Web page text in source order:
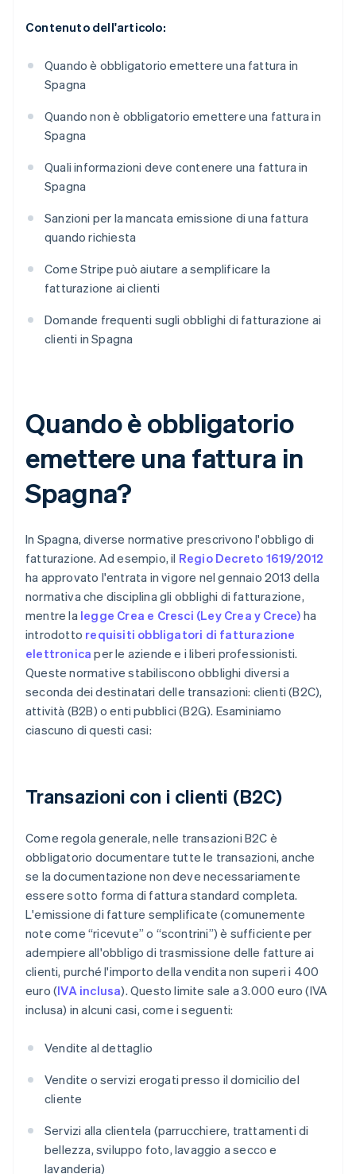
Contenuto dell'articolo:
Quando è obbligatorio emettere una fattura in
Spagna
Quando non è obbligatorio emettere una fattura in
Spagna
Quali informazioni deve contenere una fattura in
Spagna
Sanzioni per la mancata emissione di una fattura
quando richiesta
Come Stripe può aiutare a semplificare la
fatturazione ai clienti
Domande frequenti sugli obblighi di fatturazione ai
clienti in Spagna
Quando è obbligatorio
emettere una fattura in
Spagna?
In Spagna, diverse normative prescrivono l'obbligo di
fatturazione. Ad esempio, il Regio Decreto 1619/2012
ha approvato l'entrata in vigore nel gennaio 2013 della
normativa che disciplina gli obblighi di fatturazione,
mentre la legge Crea e Cresci (Ley Crea y Crece) ha
introdotto requisiti obbligatori di fatturazione
elettronica per le aziende e i liberi professionisti.
Queste normative stabiliscono obblighi diversi a
seconda dei destinatari delle transazioni: clienti (B2C),
attività (B2B) o enti pubblici (B2G). Esaminiamo
ciascuno di questi casi:
Transazioni con i clienti (B2C)
Come regola generale, nelle transazioni B2C è
obbligatorio documentare tutte le transazioni, anche
se la documentazione non deve necessariamente
essere sotto forma di fattura standard completa.
L'emissione di fatture semplificate (comunemente
note come “ricevute” o “scontrini”) è sufficiente per
adempiere all'obbligo di trasmissione delle fatture ai
clienti, purché l'importo della vendita non superi i 400
euro (IVA inclusa). Questo limite sale a 3.000 euro (IVA
inclusa) in alcuni casi, come i seguenti:
Vendite al dettaglio
Vendite o servizi erogati presso il domicilio del
cliente
Servizi alla clientela (parrucchiere, trattamenti di
bellezza, sviluppo foto, lavaggio a secco e
lavanderia)